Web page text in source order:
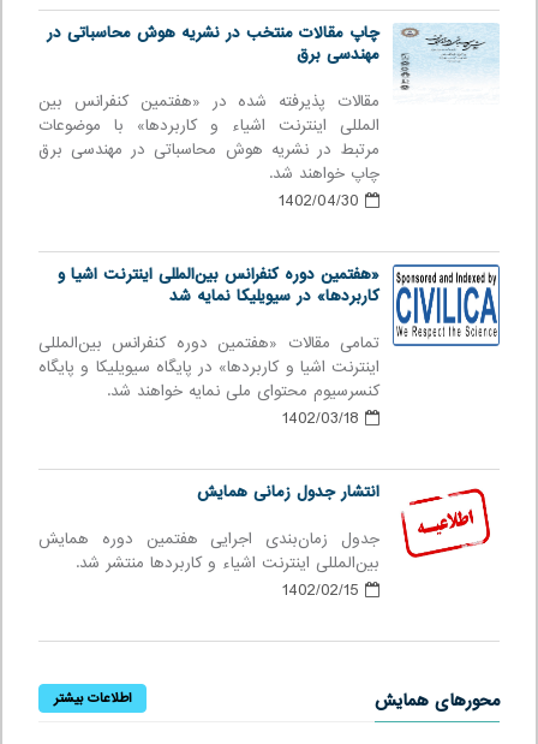
چاپ مقالات منتخب در نشریه هوش محاسباتی در
مهندسی برق
مقالات پذیرفته شده در «هفتمین کنفرانس بین
المللی اینترنت اشیاء و کاربردها» با موضوعات
مرتبط در نشریه هوش محاسباتی در مهندسی برق
چاپ خواهند شد.
1402/04/30
«هفتمین دوره كنفرانس بین‌المللی اينترنت اشيا و
كاربردها» در سیویلیکا نمایه شد
تمامی مقالات «هفتمین دوره كنفرانس بین‌المللی
اينترنت اشيا و كاربردها» در پایگاه سیویلیکا و پایگاه
کنسرسیوم محتوای ملی نمایه خواهند شد.
1402/03/18
انتشار جدول زمانی همایش
جدول زمان‌بندی اجرایی هفتمین دوره همایش
بین‌المللی اینترنت اشیاء و کاربردها منتشر شد.
1402/02/15
محورهای همایش اطلاعات بیشتر